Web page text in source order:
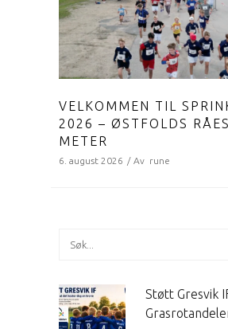
VELKOMMEN TIL
2026 – ØSTFOLDS
METER
6. august 2026 Av rune
Search
Støtt Gresvik